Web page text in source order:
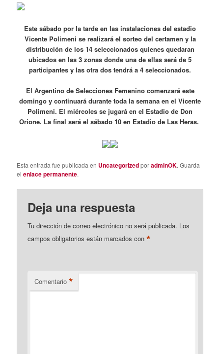
Este sábado por la tarde en las instalaciones del estadio
Vicente Polimeni se realizará el sorteo del certamen y la
distribución de los 14 seleccionados quienes quedaran
ubicados en las 3 zonas donde una de ellas será de 5
participantes y las otra dos tendrá a 4 seleccionados.
El Argentino de Selecciones Femenino comenzará este
domingo y continuará durante toda la semana en el Vicente
Polimeni. El miércoles se jugará en el Estadio de Don
Orione. La final será el sábado 10 en Estadio de Las Heras.
Esta entrada fue publicada en UncategorizedporadminOK. Guarda
elenlace permanente.
Deja una respuesta
Tu dirección de correo electrónico no será publicada. Los
campos obligatorios están marcados con*
Comentario *